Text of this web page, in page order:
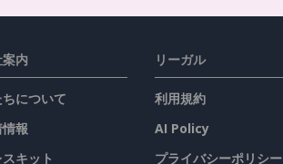
内
について
報
キット
リーガル
利用規約
AI Policy
プライバシーポリシー